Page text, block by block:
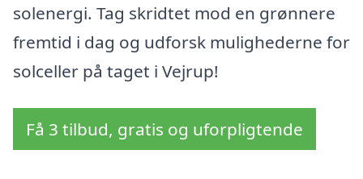
solenergi. Tag skridtet mod en grønnere
fremtid i dag og udforsk mulighederne for
solceller på taget i Vejrup!
Få 3 tilbud, gratis og uforpligtende